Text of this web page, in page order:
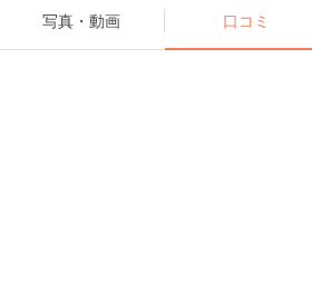
写真・動画 口コミ